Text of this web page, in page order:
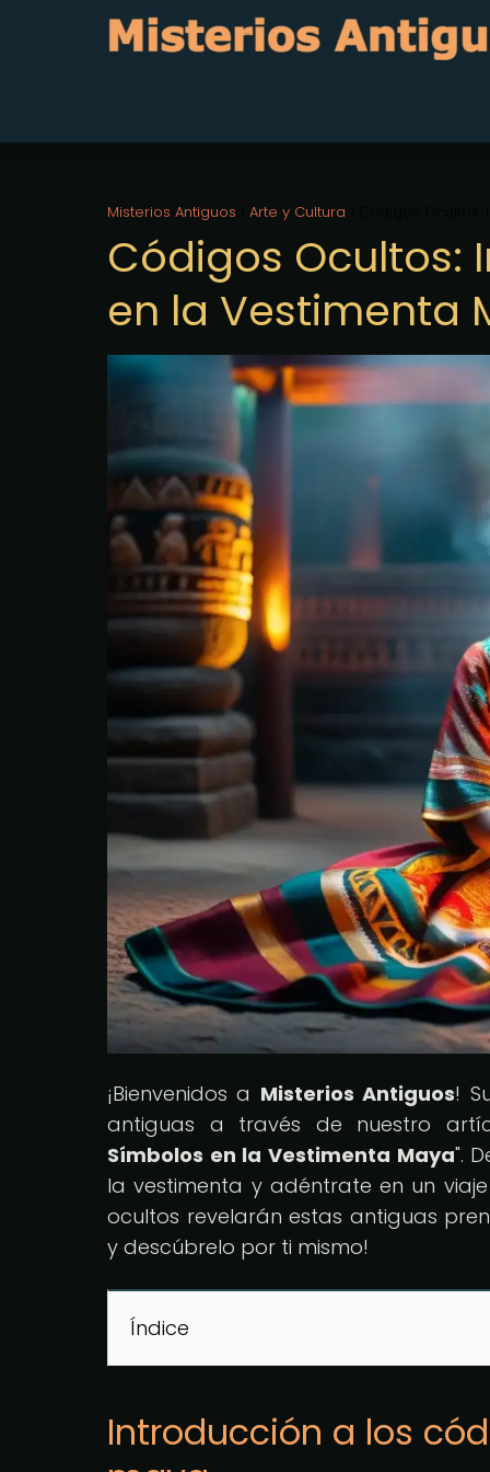
Misterios Antiguos Arte y Cultura
Códigos Ocultos:
en la Vestimenta
¡Bienvenidos a Misterios Antiguos!
antiguas a través de nuestro
Símbolos en la Vestimenta Maya".
la vestimenta y adéntrate en un
ocultos revelarán estas antiguas
y descúbrelo por ti mismo!
Índice
Introducción a los